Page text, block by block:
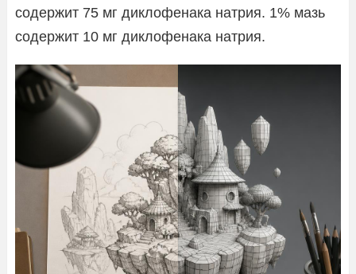
содержит 75 мг диклофенака натрия. 1% мазь
содержит 10 мг диклофенака натрия.